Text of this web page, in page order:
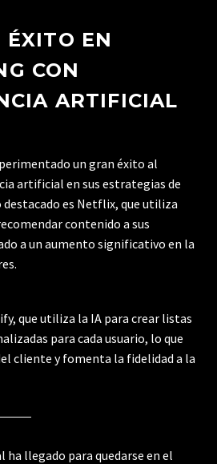
ÉXITO EN
CON
ARTIFICIAL
un gran éxito al
artificial en sus estrategias de
es Netflix, que utiliza
contenido a sus
a un aumento significativo en la
que utiliza la IA para crear listas
para cada usuario, lo que
cliente y fomenta la fidelidad a la
llegado para quedarse en el